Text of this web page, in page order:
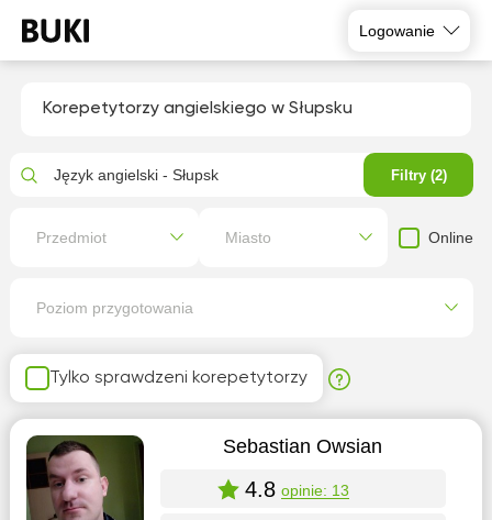
Logowanie
Korepetytorzy angielskiego w Słupsku
Tylko sprawdzeni korepetytorzy
Sebastian Owsian
4.8 opinie: 13
Język angielski - Słupsk Filtry (2)
Przedmiot Miasto Online
Poziom przygotowania